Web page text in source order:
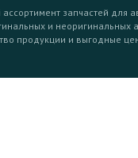
запчастей для
и неоригинальных
продукции и выгодные